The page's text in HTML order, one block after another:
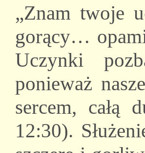
„Znam twoje
gorący…
Uczynki
ponieważ
sercem, całą
12:30).